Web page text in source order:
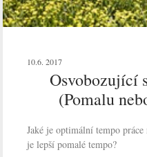
10.6. 2017
Osvobozující
(Pomalu
Jaké je optimální tempo
je lepší pomalé tempo?